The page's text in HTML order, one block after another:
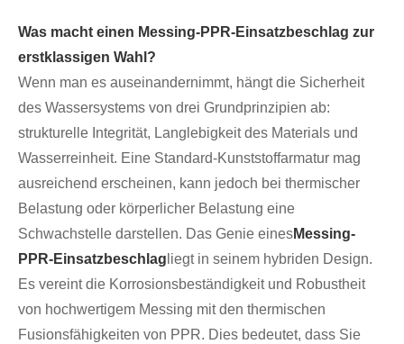
Was macht einen Messing-PPR-Einsatzbeschlag zur
erstklassigen Wahl?
Wenn man es auseinandernimmt, hängt die Sicherheit
des Wassersystems von drei Grundprinzipien ab:
strukturelle Integrität, Langlebigkeit des Materials und
Wasserreinheit. Eine Standard-Kunststoffarmatur mag
ausreichend erscheinen, kann jedoch bei thermischer
Belastung oder körperlicher Belastung eine
Schwachstelle darstellen. Das Genie einesMessing-
PPR-Einsatzbeschlag liegt in seinem hybriden Design.
Es vereint die Korrosionsbeständigkeit und Robustheit
von hochwertigem Messing mit den thermischen
Fusionsfähigkeiten von PPR. Dies bedeutet, dass Sie